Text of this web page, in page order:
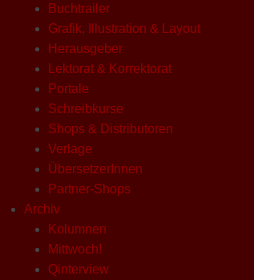
Buchtrailer
Grafik, Illustration & Layout
Herausgeber
Lektorat & Korrektorat
Portale
Schreibkurse
Shops & Distributoren
Verlage
ÜbersetzerInnen
Partner-Shops
Archiv
Kolumnen
Mittwoch!
Qinterview